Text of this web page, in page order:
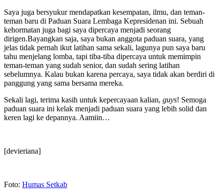
Saya juga bersyukur mendapatkan kesempatan, ilmu, dan teman-
teman baru di Paduan Suara Lembaga Kepresidenan ini. Sebuah
kehormatan juga bagi saya dipercaya menjadi seorang
dirigen.Bayangkan saja, saya bukan anggota paduan suara, yang
jelas tidak pernah ikut latihan sama sekali, lagunya pun saya baru
tahu menjelang lomba, tapi tiba-tiba dipercaya untuk memimpin
teman-teman yang sudah senior, dan sudah sering latihan
sebelumnya. Kalau bukan karena percaya, saya tidak akan berdiri di
panggung yang sama bersama mereka.
Sekali lagi, terima kasih untuk kepercayaan kalian, guys! Semoga
paduan suara ini kelak menjadi paduan suara yang lebih solid dan
keren lagi ke depannya. Aamiin…
[devieriana]
Foto: Humas Setkab